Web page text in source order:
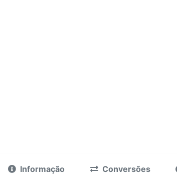
Informação Conversões